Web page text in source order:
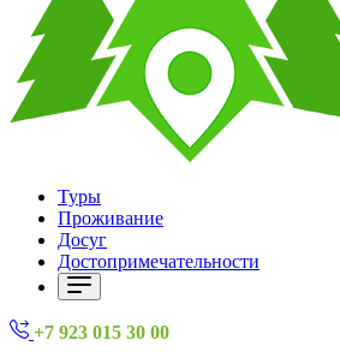
Туры
Проживание
Досуг
Достопримечательности
+7 923 015 30 00